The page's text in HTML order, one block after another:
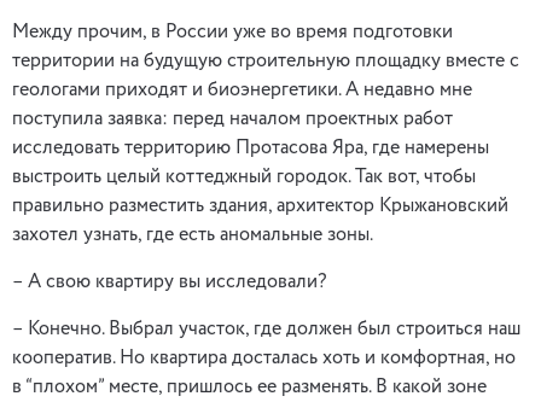
Между прочим, в России уже во время подготовки
территории на будущую строительную площадку вместе с
геологами приходят и биоэнергетики. А недавно мне
поступила заявка: перед началом проектных работ
исследовать территорию Протасова Яра, где намерены
выстроить целый коттеджный городок. Так вот, чтобы
правильно разместить здания, архитектор Крыжановский
захотел узнать, где есть аномальные зоны.
– А свою квартиру вы исследовали?
– Конечно. Выбрал участок, где должен был строиться наш
кооператив. Но квартира досталась хоть и комфортная, но
в “плохом” месте, пришлось ее разменять. В какой зоне